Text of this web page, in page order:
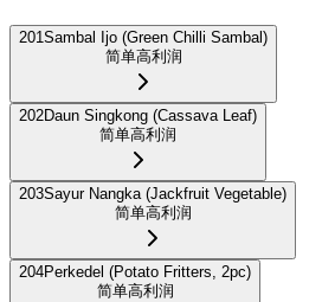
201Sambal Ijo (Green Chilli Sambal)
简单高利润
202Daun Singkong (Cassava Leaf)
简单高利润
203Sayur Nangka (Jackfruit Vegetable)
简单高利润
204Perkedel (Potato Fritters, 2pc)
简单高利润